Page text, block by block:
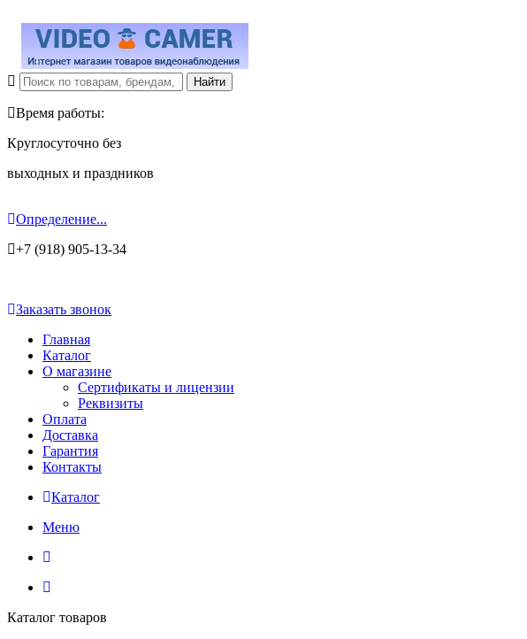
Время работы:
Круглосуточно без
выходных и праздников
Определение...
+7 (918) 905-13-34
Заказать звонок
Главная
Каталог
О магазине
Сертификаты и лицензии
Реквизиты
Оплата
Доставка
Гарантия
Контакты
Каталог
Меню
Каталог товаров